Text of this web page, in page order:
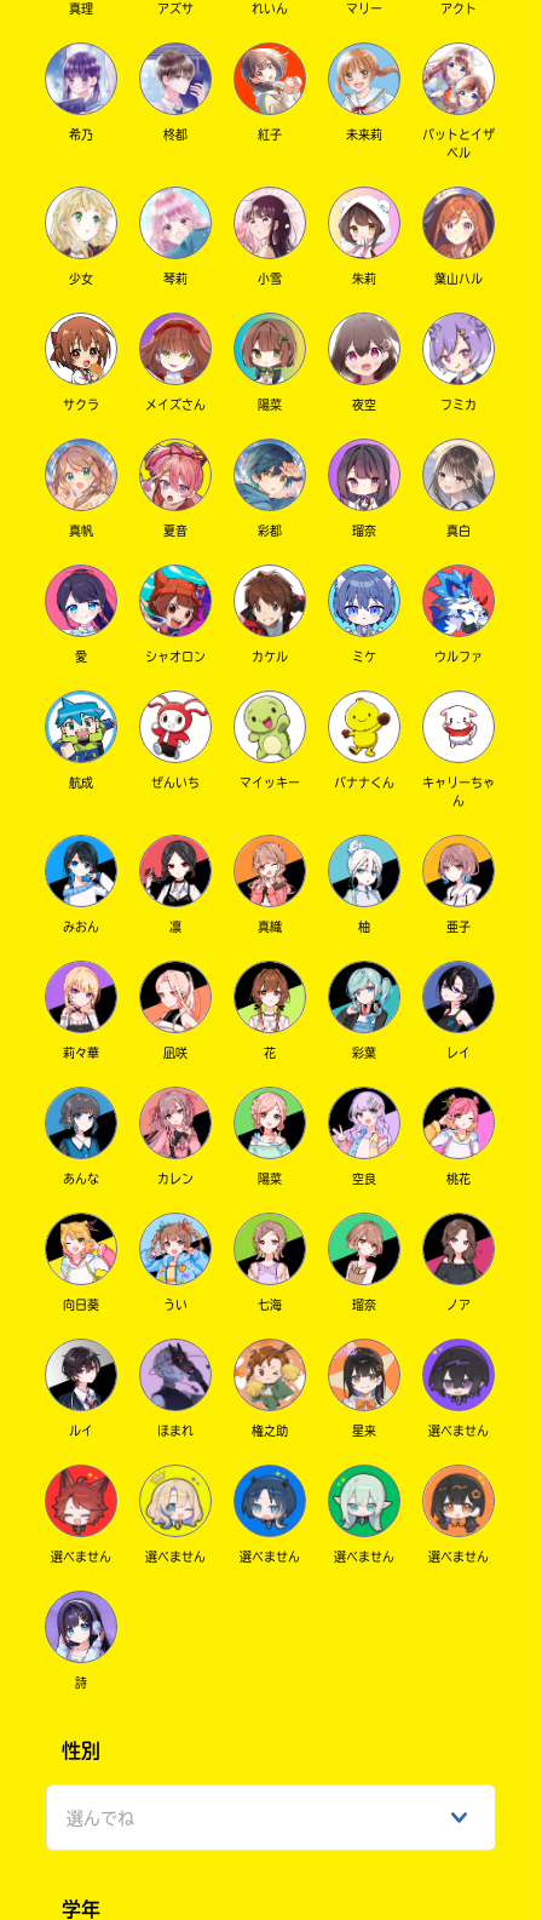
キーワードから探す
オフィシャルアカウント
SNSでシェアする
真理 アズサ れいん マリー アクト
希乃 柊都 紅子 未来莉
パットとイザ
ベル
少女 琴莉 小雪 朱莉 葉山ハル
サクラ メイズさん 陽菜 夜空 フミカ
真帆 夏音 彩都 瑠奈 真白
愛 シャオロン カケル ミケ ウルファ
航成 ぜんいち マイッキー バナナくん
キャリーちゃ
ん
みおん 凛 真織 柚 亜子
莉々華 凪咲 花 彩葉 レイ
あんな カレン 陽菜 空良 桃花
向日葵 うい 七海 瑠奈 ノア
ルイ ほまれ 権之助 星来 選べません
選べません 選べません 選べません 選べません 選べません
詩
性別
選んでね
学年